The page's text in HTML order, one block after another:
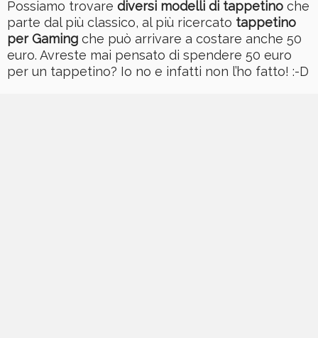
Possiamo trovare diversi modelli di tappetino che
parte dal più classico, al più ricercato tappetino
per Gaming che può arrivare a costare anche 50
euro. Avreste mai pensato di spendere 50 euro
per un tappetino? Io no e infatti non l’ho fatto! :-D